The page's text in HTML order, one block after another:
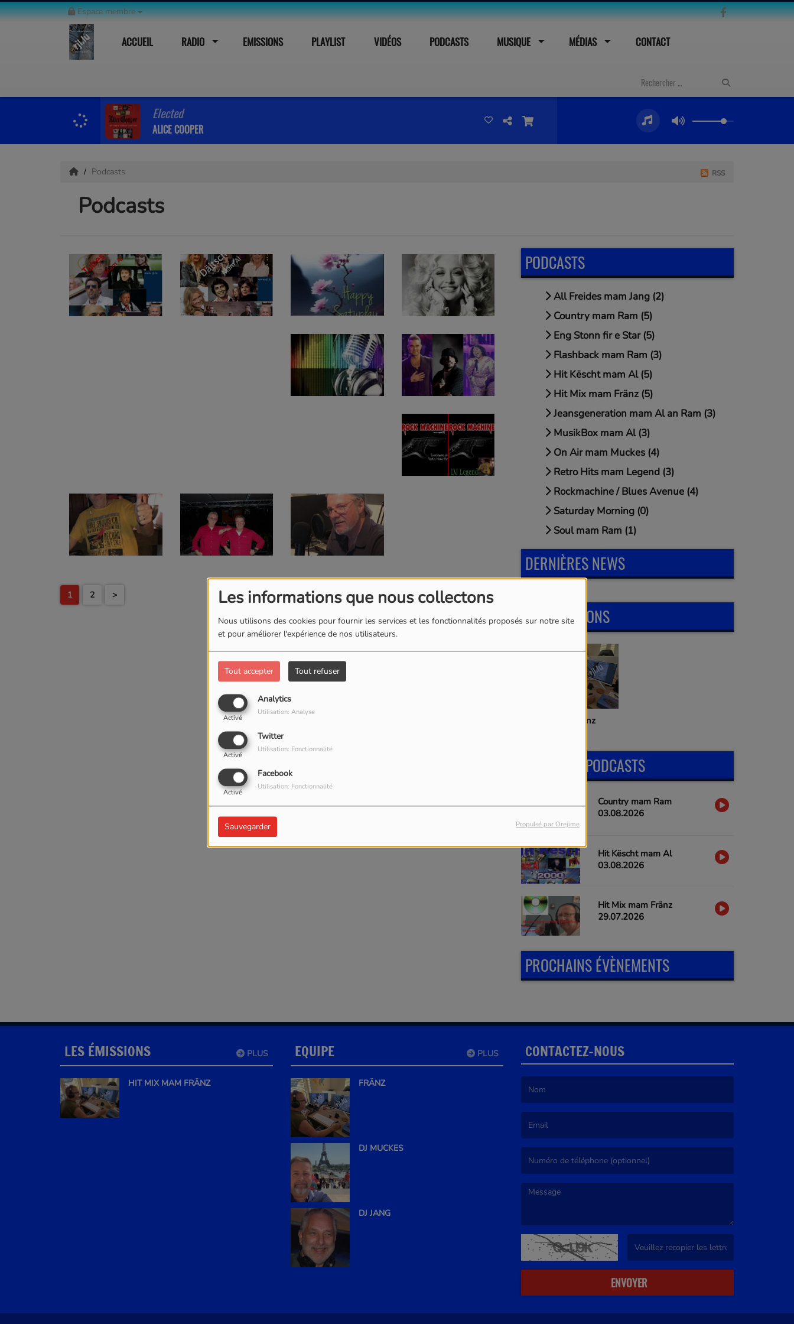
Les informations que nous collectons
Nous utilisons des cookies pour fournir les services et les fonctionnalités proposés sur notre site
et pour améliorer l'expérience de nos utilisateurs.
Tout accepter Tout refuser
Analytics
Activé
Utilisation: Analyse
Twitter
Activé
Utilisation: Fonctionnalité
Facebook
Activé
Utilisation: Fonctionnalité
Sauvegarder Propulsé par Orejime
Espace membre
ACCUEIL RADIO EMISSIONS PLAYLIST VIDÉOS PODCASTS MUSIQUE MÉDIAS CONTACT
Elected
ALICE COOPER
Podcasts
Podcasts
RSS
1 2 >
PODCASTS
All Freides mam Jang (2)
Country mam Ram (5)
Eng Stonn fir e Star (5)
Flashback mam Ram (3)
Hit Këscht mam Al (5)
Hit Mix mam Fränz (5)
Jeansgeneration mam Al an Ram (3)
MusikBox mam Al (3)
On Air mam Muckes (4)
Retro Hits mam Legend (3)
Rockmachine / Blues Avenue (4)
Saturday Morning (0)
Soul mam Ram (1)
DERNIÈRES NEWS
LES ÉMISSIONS
Hit Mix mam Fränz
DERNIERS PODCASTS
Country mam Ram
03.08.2026
Hit Këscht mam Al
03.08.2026
Hit Mix mam Fränz
29.07.2026
PROCHAINS ÉVÈNEMENTS
PLUS
LES ÉMISSIONS
HIT MIX MAM FRÄNZ
PLUS
EQUIPE
FRÄNZ
DJ MUCKES
DJ JANG
CONTACTEZ-NOUS
ENVOYER